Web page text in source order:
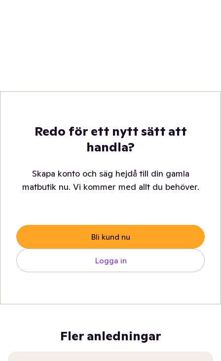
Redo för ett nytt sätt att
handla?
Skapa konto och säg hejdå till din gamla
matbutik nu. Vi kommer med allt du behöver.
Bli kund nu
Logga in
Fler anledningar